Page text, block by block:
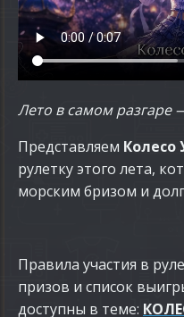
Лето в самом разгаре
Представляем Колесо
рулетку этого лета,
морским бризом и
Правила участия в
призов и список
доступны в теме: